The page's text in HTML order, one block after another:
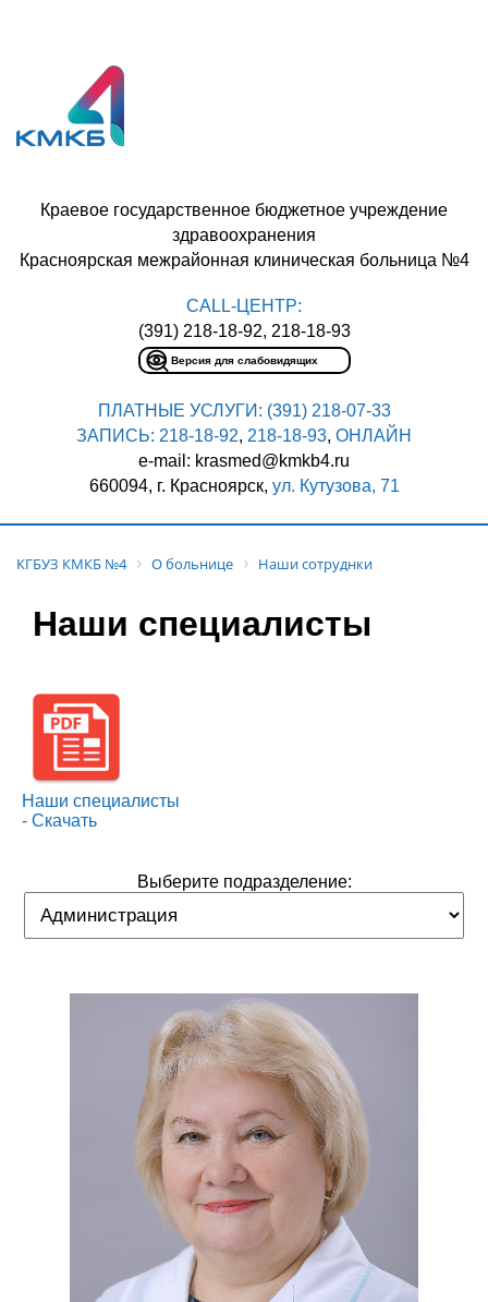
CALL-ЦЕНТР:
(391) 218-18-92, 218-18-93
Версия для слабовидящих
Краевое государственное бюджетное учреждение
здравоохранения
Красноярская межрайонная клиническая больница №4
ПЛАТНЫЕ УСЛУГИ: (391) 218-07-33
ЗАПИСЬ: 218-18-92, 218-18-93, ОНЛАЙН
e-mail: krasmed@kmkb4.ru
660094, г. Красноярск, ул. Кутузова, 71
КГБУЗ КМКБ №4 О больнице Наши сотруднки
Наши специалисты
Наши специалисты
- Скачать
Выберите подразделение: